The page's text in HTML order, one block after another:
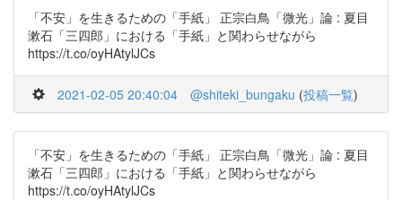
「不安」を生きるための「手紙」 正宗白鳥「微光」論 : 夏目
漱石「三四郎」における「手紙」と関わらせながら
https://t.co/oyHAtylJCs
2021-02-05 20:40:04 @shiteki_bungaku (投稿一覧)
「不安」を生きるための「手紙」 正宗白鳥「微光」論 : 夏目
漱石「三四郎」における「手紙」と関わらせながら
https://t.co/oyHAtylJCs